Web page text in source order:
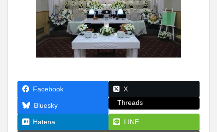
Facebook X
Bluesky Threads
Hatena LINE